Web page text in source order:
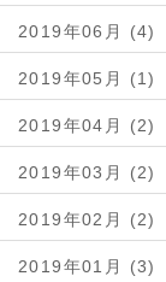
2019年06月 (4)
2019年05月 (1)
2019年04月 (2)
2019年03月 (2)
2019年02月 (2)
2019年01月 (3)